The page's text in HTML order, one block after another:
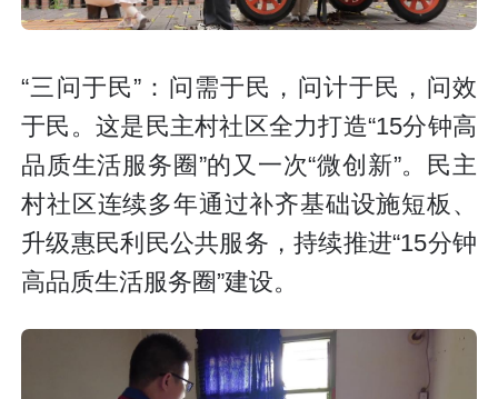
“三问于民”：问需于民，问计于民，问效
于民。这是民主村社区全力打造“15分钟高
品质生活服务圈”的又一次“微创新”。民主
村社区连续多年通过补齐基础设施短板、
升级惠民利民公共服务，持续推进“15分钟
高品质生活服务圈”建设。